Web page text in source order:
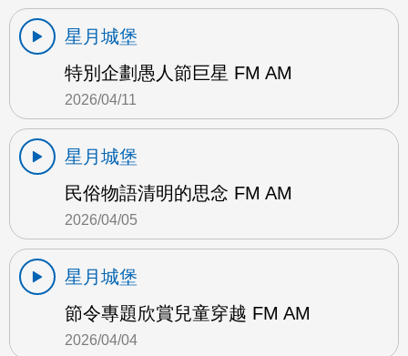
星月城堡
特別企劃愚人節巨星 FM AM
2026/04/11
星月城堡
民俗物語清明的思念 FM AM
2026/04/05
星月城堡
節令專題欣賞兒童穿越 FM AM
2026/04/04